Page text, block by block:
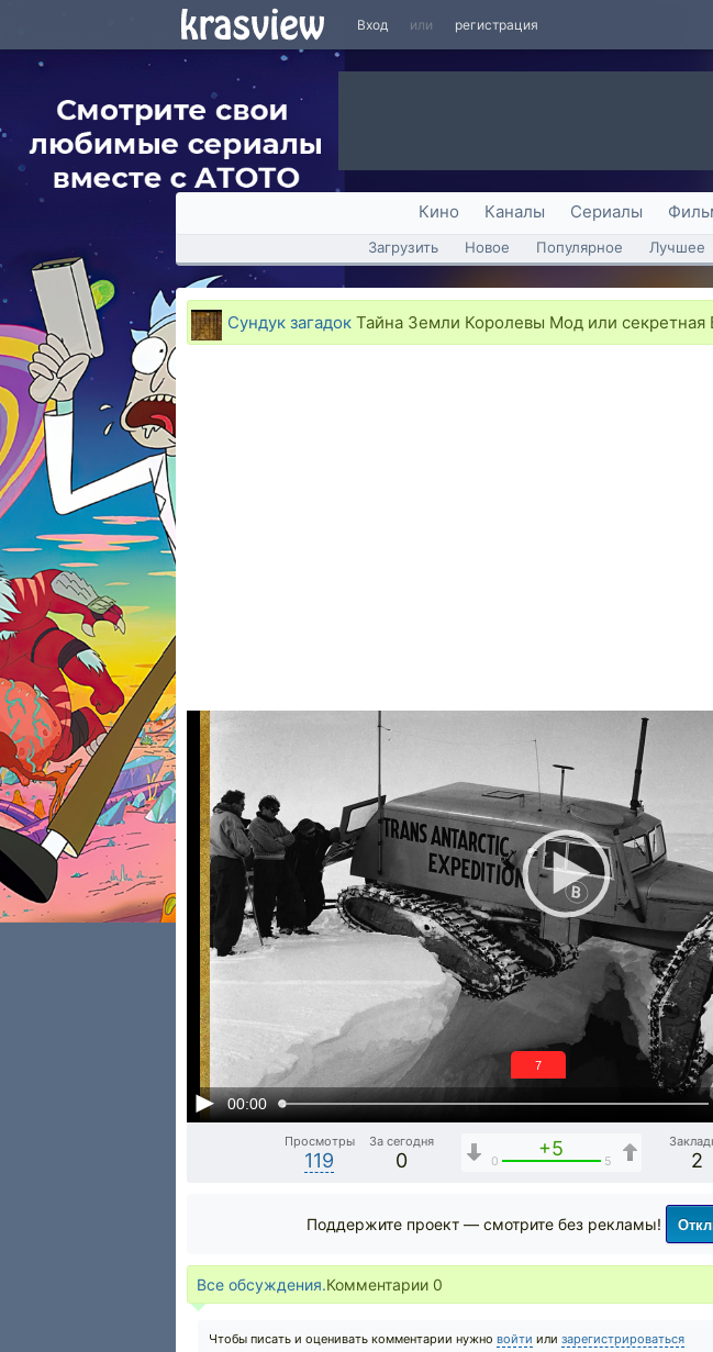
Вход или регистрация
Кино Каналы Сериалы
Загрузить Новое Популярное Лучшее
Сундук загадок Тайна Земли Королевы Мод или секретная
00:00
6
Просмотры
119
За сегодня
0
+5
0 5 2
Поддержите проект — смотрите без рекламы!
Все обсуждения.Комментарии 0
Чтобы писать и оценивать комментарии нужно войти или зарегистрироваться